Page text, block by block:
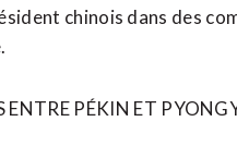
chinois dans des
ENTRE PÉKIN ET